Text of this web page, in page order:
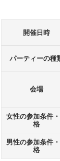
開催日時
パーティーの種
会場
女性の参加条件
格
男性の参加条件
格